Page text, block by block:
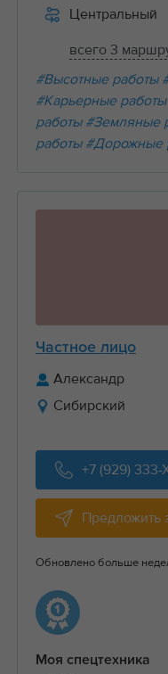
Центральный
всего 3
#Высотные работы
#Карьерные работы
работы #Земляные
работы #Дорожные
Частное лицо
Александр
Сибирский
+7 (929) 333-
Предложить
Обновлено больше
Моя спецтехника